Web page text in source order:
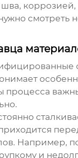
смотреть
процесса
Например,
и